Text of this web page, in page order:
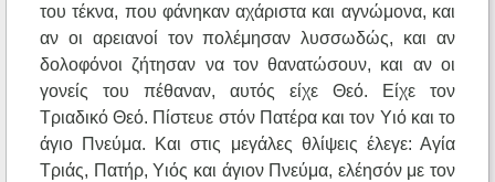
του τέκνα, που φάνηκαν αχάριστα και αγνώμονα, και
αν οι αρειανοί τον πολέμησαν λυσσωδώς, και αν
δολοφόνοι ζήτησαν να τον θανατώσουν, και αν οι
γονείς του πέθαναν, αυτός είχε Θεό. Eίχε τον
Tριαδικό Θεό. Πίστευε στόν Πατέρα και τον Yιό και το
άγιο Πνεύμα. Kαι στις μεγάλες θλίψεις έλεγε: Αγία
Tριάς, Πατήρ, Yιός και άγιον Πνεύμα, ελέησόν με τον